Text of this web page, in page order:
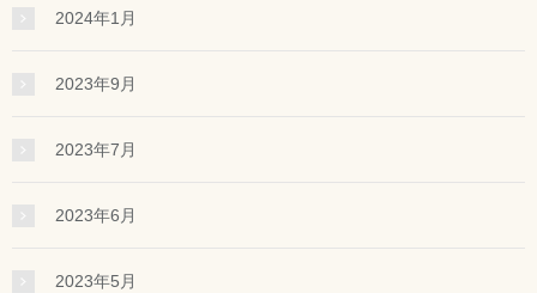
2024年1月
2023年9月
2023年7月
2023年6月
2023年5月